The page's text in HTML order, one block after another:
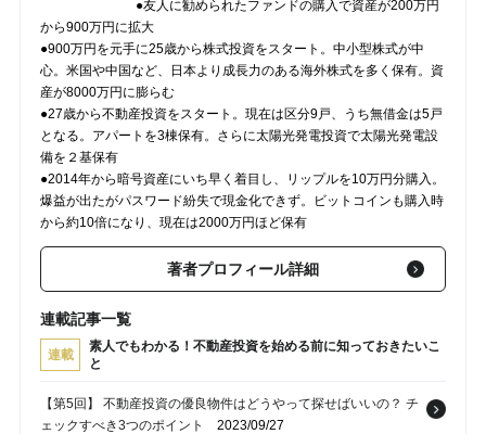
●友人に勧められたファンドの購入で資産が200万円
から900万円に拡大
●900万円を元手に25歳から株式投資をスタート。中小型株式が中
心。米国や中国など、日本より成長力のある海外株式を多く保有。資
産が8000万円に膨らむ
●27歳から不動産投資をスタート。現在は区分9戸、うち無借金は5戸
となる。アパートを3棟保有。さらに太陽光発電投資で太陽光発電設
備を２基保有
●2014年から暗号資産にいち早く着目し、リップルを10万円分購入。
爆益が出たがパスワード紛失で現金化できず。ビットコインも購入時
から約10倍になり、現在は2000万円ほど保有
著者プロフィール詳細
連載記事一覧
連載
素人でもわかる！不動産投資を始める前に知っておきたいこ
と
【第5回】 不動産投資の優良物件はどうやって探せばいいの？ チ
ェックすべき3つのポイント
2023/09/27